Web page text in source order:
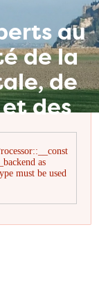
au
de la
de
des
as
must be used